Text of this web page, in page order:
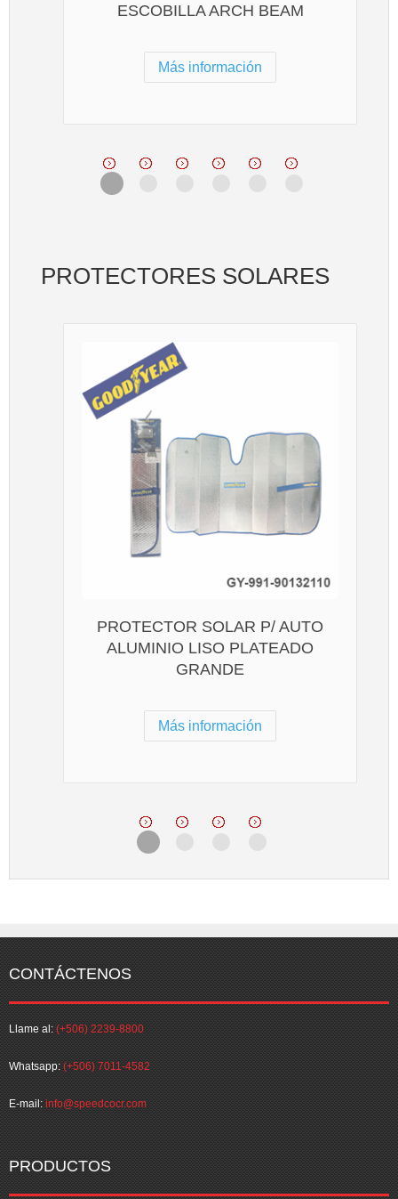
ESCOBILLA ARCH BEAM
Más información
PROTECTORES SOLARES
PROTECTOR SOLAR P/ AUTO
ALUMINIO LISO PLATEADO
GRANDE
Más información
CONTÁCTENOS
Llame al: (+506) 2239-8800
Whatsapp: (+506) 7011-4582
E-mail: info@speedcocr.com
PRODUCTOS